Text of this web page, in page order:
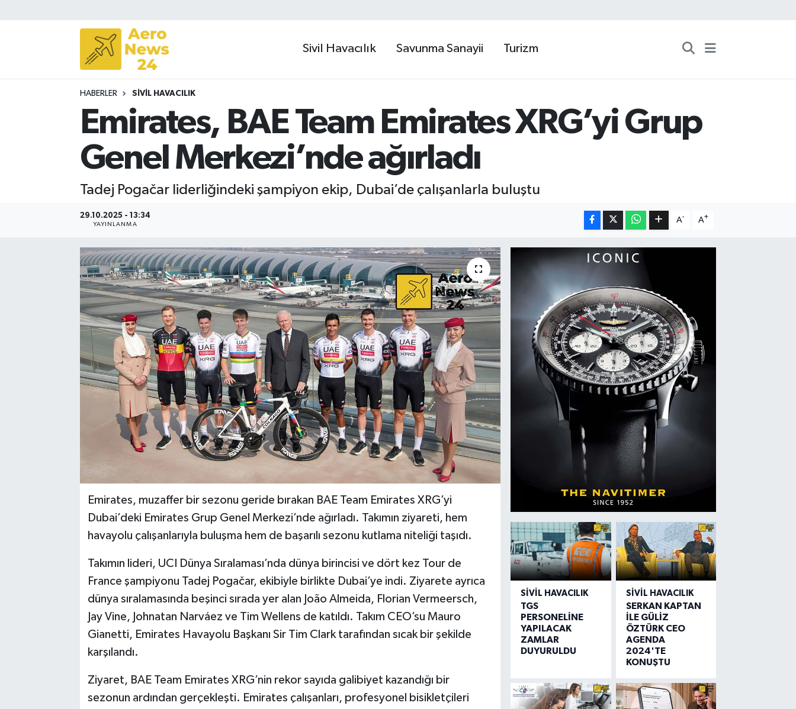
Sivil Havacılık Savunma Sanayii Turizm
HABERLER SIVIL HAVACILIK
Emirates, BAE Team Emirates XRG’yi Grup
Genel Merkezi’nde ağırladı
Tadej Pogačar liderliğindeki şampiyon ekip, Dubai’de çalışanlarla buluştu
29.10.2025 - 13:34
YAYINLANMA
A- A+
Emirates, muzaffer bir sezonu geride bırakan BAE Team Emirates XRG’yi
Dubai’deki Emirates Grup Genel Merkezi’nde ağırladı. Takımın ziyareti, hem
havayolu çalışanlarıyla buluşma hem de başarılı sezonu kutlama niteliği taşıdı.
Takımın lideri, UCI Dünya Sıralaması’nda dünya birincisi ve dört kez Tour de
France şampiyonu Tadej Pogačar, ekibiyle birlikte Dubai’ye indi. Ziyarete ayrıca
dünya sıralamasında beşinci sırada yer alan João Almeida, Florian Vermeersch,
Jay Vine, Johnatan Narváez ve Tim Wellens de katıldı. Takım CEO’su Mauro
Gianetti, Emirates Havayolu Başkanı Sir Tim Clark tarafından sıcak bir şekilde
karşılandı.
Ziyaret, BAE Team Emirates XRG’nin rekor sayıda galibiyet kazandığı bir
sezonun ardından gerçekleşti. Emirates çalışanları, profesyonel bisikletçileri
SIVIL HAVACILIK
TGS
PERSONELİNE
YAPILACAK
ZAMLAR
DUYURULDU
SIVIL HAVACILIK
SERKAN KAPTAN
İLE GÜLİZ
ÖZTÜRK CEO
AGENDA
2024'TE
KONUŞTU
Sivil Havacılık